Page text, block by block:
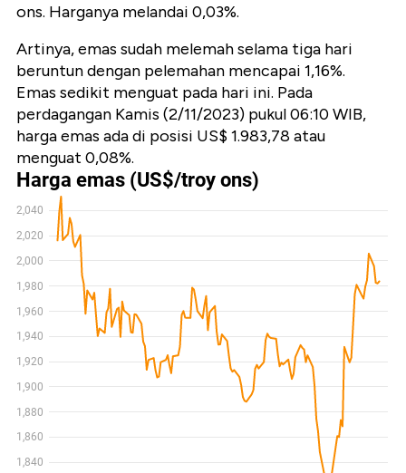
ons. Harganya melandai 0,03%.
Artinya, emas sudah melemah selama tiga hari
beruntun dengan pelemahan mencapai 1,16%.
Emas sedikit menguat pada hari ini. Pada
perdagangan Kamis (2/11/2023) pukul 06:10 WIB,
harga emas ada di posisi US$ 1.983,78 atau
menguat 0,08%.